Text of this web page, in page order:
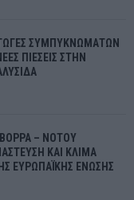
ΣΥΜΠΥΚΝΩΜΑΤΩΝ
ΠΙΕΣΕΙΣ ΣΤΗΝ
– ΝΟΤΟΥ
ΚΑΙ ΚΛΙΜΑ
ΕΥΡΩΠΑΪΚΗΣ ΕΝΩΣΗΣ